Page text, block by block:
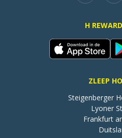
H
ZLEEP
Steigenberger
Lyoner
Frankfurt